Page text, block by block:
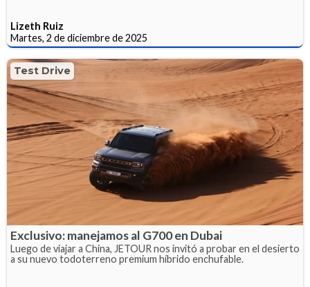
Lizeth Ruiz
Martes, 2 de diciembre de 2025
Test Drive
Exclusivo: manejamos al G700 en Dubai
Luego de viajar a China, JETOUR nos invitó a probar en el desierto
a su nuevo todoterreno premium híbrido enchufable.